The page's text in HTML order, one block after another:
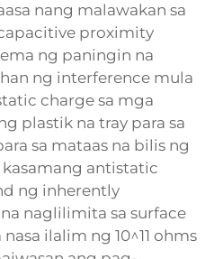
nang malawakan sa
proximity
ng paningin na
ng interference mula
charge sa mga
plastik na tray para sa
sa mataas na bilis ng
antistatic
ng inherently
naglilimita sa surface
ilalim ng 10^11 ohms